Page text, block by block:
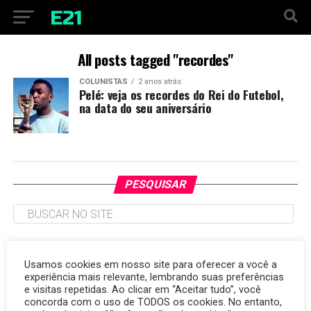
All posts tagged "recordes"
COLUNISTAS 2 anos atrás
Pelé: veja os recordes do Rei do Futebol,
na data do seu aniversário
PESQUISAR
7 de outubro amizade argentina autismo Brasil Carlo Ancelotti
cibersegurança consumidor copa do mundo Corinthians
Cruzeiro desenvolvimento destaque Egito energia renovável
Usamos cookies em nosso site para oferecer a você a
experiência mais relevante, lembrando suas preferências
e visitas repetidas. Ao clicar em “Aceitar tudo”, você
concorda com o uso de TODOS os cookies. No entanto,